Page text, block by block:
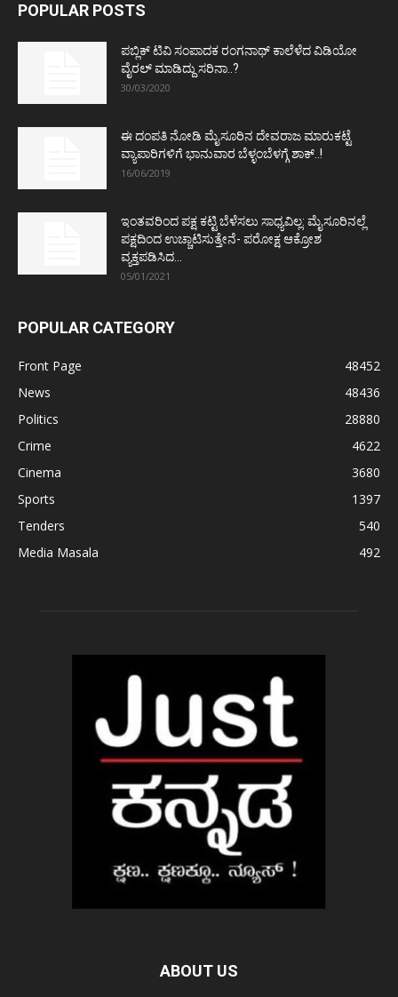
POPULAR POSTS
ಪಬ್ಲಿಕ್ ಟಿವಿ ಸಂಪಾದಕ ರಂಗನಾಥ್ ಕಾಲೆಳೆದ ವಿಡಿಯೋ
ವೈರಲ್ ಮಾಡಿದ್ದು ಸರಿನಾ..?
30/03/2020
ಈ ದಂಪತಿ ನೋಡಿ ಮೈಸೂರಿನ ದೇವರಾಜ ಮಾರುಕಟ್ಟೆ
ವ್ಯಾಪಾರಿಗಳಿಗೆ ಭಾನುವಾರ ಬೆಳ್ಳಂಬೆಳಗ್ಗೆ ಶಾಕ್..!
16/06/2019
ಇಂತವರಿಂದ ಪಕ್ಷ ಕಟ್ಟಿ ಬೆಳೆಸಲು ಸಾಧ್ಯವಿಲ್ಲ: ಮೈಸೂರಿನಲ್ಲೆ
ಪಕ್ಷದಿಂದ ಉಚ್ಚಾಟಿಸುತ್ತೇನೆ- ಪರೋಕ್ಷ ಆಕ್ರೋಶ
ವ್ಯಕ್ತಪಡಿಸಿದ...
05/01/2021
POPULAR CATEGORY
Front Page
48452
News
48436
Politics
28880
Crime
4622
Cinema
3680
Sports
1397
Tenders
540
Media Masala
492
ABOUT US